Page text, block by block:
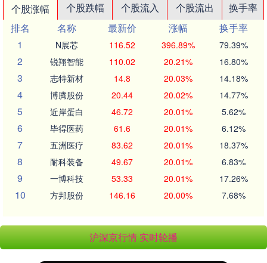
个股涨幅 个股跌幅 个股流入 个股流出
换手率
排名
名称 最新价 涨幅
换手率
1
N展芯 116.52 396.89% 79.39%
2 锐翔智能 110.02 20.21% 16.80%
3 志特新材 14.8 20.03% 14.18%
4 博腾股份 20.44 20.02% 14.77%
5 近岸蛋白 46.72 20.01% 5.62%
6 毕得医药 61.6 20.01% 6.12%
7 五洲医疗 83.62 20.01% 18.37%
8 耐科装备 49.67 20.01% 6.83%
9 一博科技 53.33 20.01% 17.26%
10 方邦股份 146.16 20.00% 7.68%
沪深京行情 实时轮播